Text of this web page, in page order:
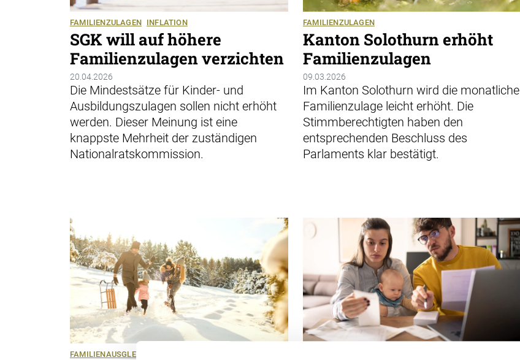
FAMILIENZULAGEN INFLATION
SGK will auf höhere
Familienzulagen verzichten
20.04.2026
Die Mindestsätze für Kinder- und
Ausbildungszulagen sollen nicht erhöht
werden. Dieser Meinung ist eine
knappste Mehrheit der zuständigen
Nationalratskommission.
FAMILIENZULAGEN
Kanton Solothurn erhöht
Familienzulagen
09.03.2026
Im Kanton Solothurn wird die monatliche
Familienzulage leicht erhöht. Die
Stimmberechtigten haben den
entsprechenden Beschluss des
Parlaments klar bestätigt.
FAMILIENAUSGLEICHSKASSE